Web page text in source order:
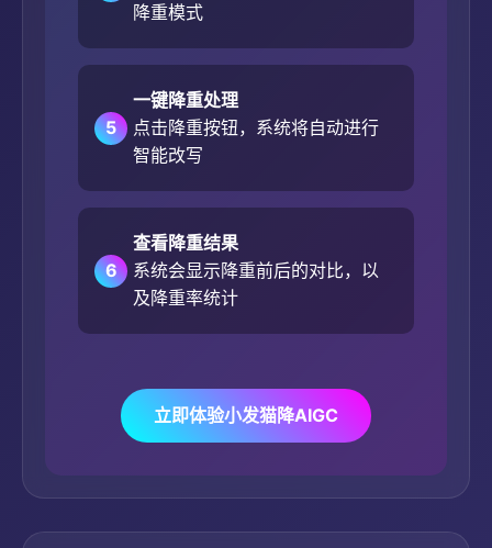
降重模式
5
一键降重处理
点击降重按钮，系统将自动进行
智能改写
6
查看降重结果
系统会显示降重前后的对比，以
及降重率统计
立即体验小发猫降AIGC